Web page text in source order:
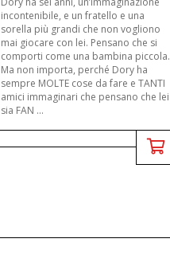
incontenibile, e un fratello e una
sorella più grandi che non vogliono
mai giocare con lei. Pensano che si
comporti come una bambina piccola.
Ma non importa, perché Dory ha
sempre MOLTE cose da fare e TANTI
amici immaginari che pensano che lei
sia FAN ...